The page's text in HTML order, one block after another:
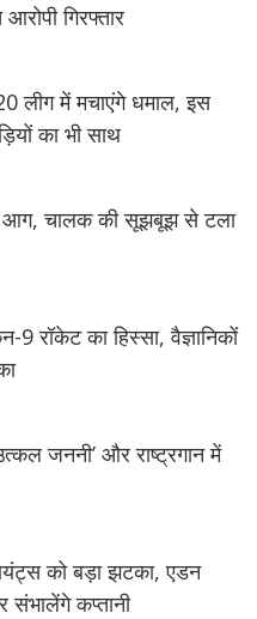
गिरफ्तार
लीग में मचाएंगे धमाल, इस
का भी साथ
आग, चालक की सूझबूझ से टला
रॉकेट का हिस्सा, वैज्ञानिकों
जननी’ और राष्ट्रगान में
को बड़ा झटका, एडन
संभालेंगे कप्तानी